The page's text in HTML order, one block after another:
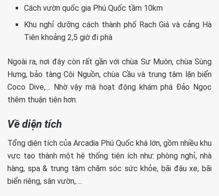
Cách vườn quốc gia Phú Quốc tầm 10km
Khu nghỉ dưỡng cách thành phố Rạch Giá và cảng Hà
Tiên khoảng 2,5 giờ đi phà
Ngoài ra, nơi đây còn rất gần với chùa Sư Muôn, chùa Sùng
Hưng, bảo tàng Cội Nguồn, chùa Cầu và trung tâm lặn biển
Coco Dive,… Nhờ vậy mà hoạt động khám phá Đảo Ngọc
thêm thuận tiện hơn.
Về diện tích
Tổng diện tích của Arcadia Phú Quốc khá lớn, gồm nhiều khu
vực tạo thành một hệ thống tiện ích như: phòng nghỉ, nhà
hàng, spa & trung tâm chăm sóc sức khỏe, bãi đậu xe, bãi
biển riêng, sân vườn,….